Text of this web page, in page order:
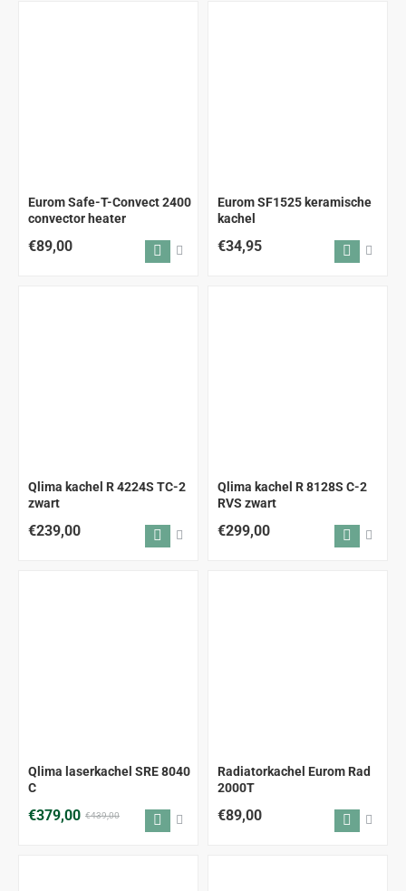
ALLEEN AFHALEN
Eurom Safe-T-Convect 2400
convector heater
€89,00
Eurom SF1525 keramische
kachel
€34,95
Qlima kachel R 4224S TC-2
zwart
€239,00
Qlima kachel R 8128S C-2
RVS zwart
€299,00
Qlima laserkachel SRE 8040
C
€379,00 €439,00
Radiatorkachel Eurom Rad
2000T
€89,00